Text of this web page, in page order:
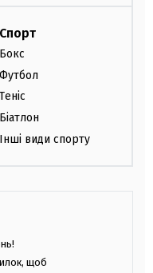
Спорт
Бокс
Футбол
Теніс
Біатлон
Інші види спорту
щоб